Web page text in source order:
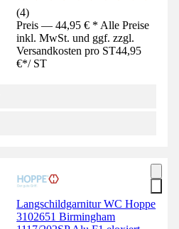
(4)
Preis — 44,95 € * Alle Preise
inkl. MwSt. und ggf. zzgl.
Versandkosten pro ST44,95
€*/ ST
Langschildgarnitur WC Hoppe
3102651 Birmingham